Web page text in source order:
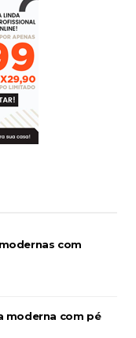
com
moderna com pé